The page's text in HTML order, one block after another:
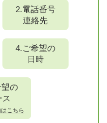
2.電話番号
連絡先
4.ご希望の
日時
の
ス
こちら